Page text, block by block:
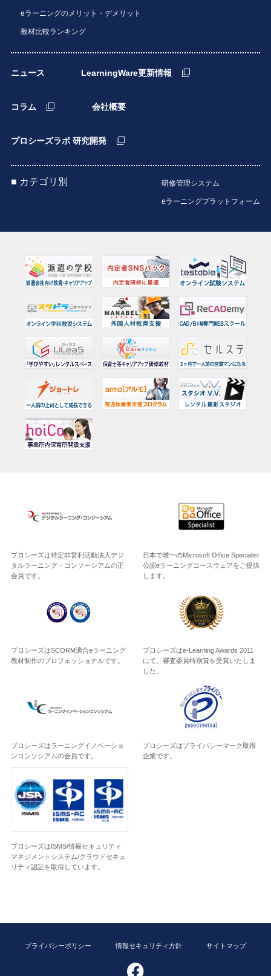
eラーニングのメリット・デメリット
教材比較ランキング
ニュース LearningWare更新情報
コラム 会社概要
プロシーズラボ 研究開発
■ カテゴリ別 研修管理システム
eラーニングプラットフォーム
プロシーズは特定非営利活動法人デジ
タルラーニング・コンソーシアムの正
会員です。
日本で唯一のMicrosoft Office Specialist
公認eラーニングコースウェアをご提供
します。
プロシーズはSCORM適合eラーニング
教材制作のプロフェッショナルです。
プロシーズはe-Learning Awards 2011
にて、審査委員特別賞を受賞いたしま
した。
プロシーズはラーニングイノベーショ
ンコンソシアムの会員です。
プロシーズはプライバシーマーク取得
企業です。
プロシーズはISMS/情報セキュリティ
マネジメントシステム/クラウドセキュ
リティ認証を取得しています。
プライバシーポリシー 情報セキュリティ方針 サイトマップ